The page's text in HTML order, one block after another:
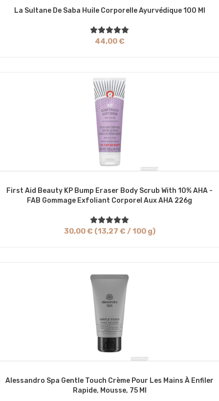
La Sultane De Saba Huile Corporelle Ayurvédique 100 Ml
44,00 €
First Aid Beauty KP Bump Eraser Body Scrub With 10% AHA -
FAB Gommage Exfoliant Corporel Aux AHA 226g
30,00 € (13,27 € / 100 g)
Alessandro Spa Gentle Touch Crème Pour Les Mains À Enfiler
Rapide, Mousse, 75 Ml